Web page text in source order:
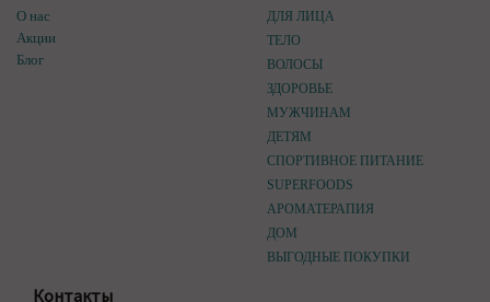
О нас
Акции
Блог
ДЛЯ ЛИЦА
ТЕЛО
ВОЛОСЫ
ЗДОРОВЬЕ
МУЖЧИНАМ
ДЕТЯМ
СПОРТИВНОЕ ПИТАНИЕ
SUPERFOODS
АРОМАТЕРАПИЯ
ДОМ
ВЫГОДНЫЕ ПОКУПКИ
Контакты